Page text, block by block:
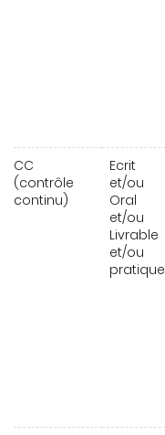
CC
(contrôle
continu)
Ecrit
et/ou
Oral
et/ou
Livrable
et/ou
pratique